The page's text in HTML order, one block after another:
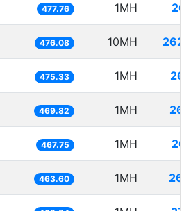
477.76 1MH
476.08 10MH
475.33 1MH
469.82 1MH
467.75 1MH
463.60 1MH